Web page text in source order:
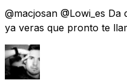
@macjosan @Lowi_es
ya veras que pronto te